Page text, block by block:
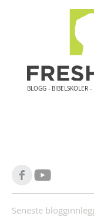
BLOGG - BIBELSKOLER
Seneste